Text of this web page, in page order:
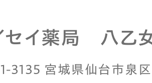
セイ薬局 八乙
3135 宮城県仙台市泉